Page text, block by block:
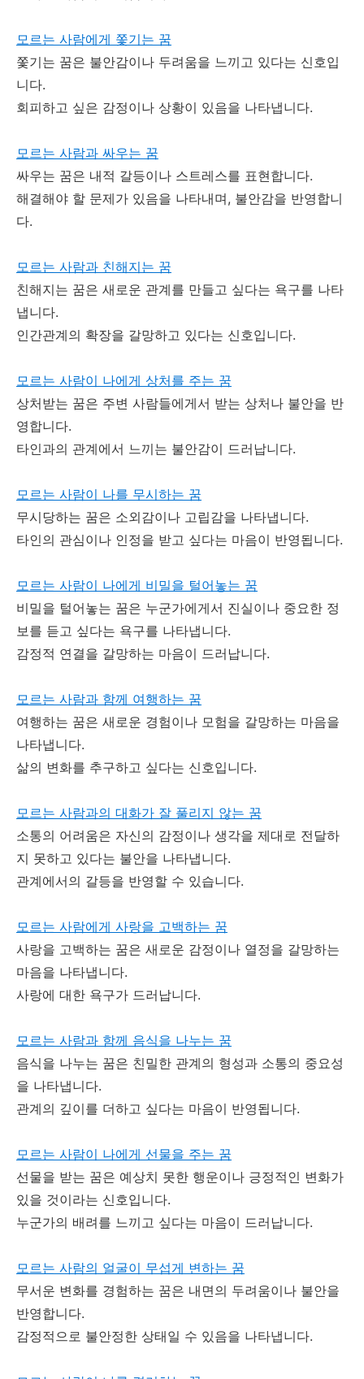
모르는 사람에게 쫓기는 꿈
쫓기는 꿈은 불안감이나 두려움을 느끼고 있다는 신호입
니다.
회피하고 싶은 감정이나 상황이 있음을 나타냅니다.
모르는 사람과 싸우는 꿈
싸우는 꿈은 내적 갈등이나 스트레스를 표현합니다.
해결해야 할 문제가 있음을 나타내며, 불안감을 반영합니
다.
모르는 사람과 친해지는 꿈
친해지는 꿈은 새로운 관계를 만들고 싶다는 욕구를 나타
냅니다.
인간관계의 확장을 갈망하고 있다는 신호입니다.
모르는 사람이 나에게 상처를 주는 꿈
상처받는 꿈은 주변 사람들에게서 받는 상처나 불안을 반
영합니다.
타인과의 관계에서 느끼는 불안감이 드러납니다.
모르는 사람이 나를 무시하는 꿈
무시당하는 꿈은 소외감이나 고립감을 나타냅니다.
타인의 관심이나 인정을 받고 싶다는 마음이 반영됩니다.
모르는 사람이 나에게 비밀을 털어놓는 꿈
비밀을 털어놓는 꿈은 누군가에게서 진실이나 중요한 정
보를 듣고 싶다는 욕구를 나타냅니다.
감정적 연결을 갈망하는 마음이 드러납니다.
모르는 사람과 함께 여행하는 꿈
여행하는 꿈은 새로운 경험이나 모험을 갈망하는 마음을
나타냅니다.
삶의 변화를 추구하고 싶다는 신호입니다.
모르는 사람과의 대화가 잘 풀리지 않는 꿈
소통의 어려움은 자신의 감정이나 생각을 제대로 전달하
지 못하고 있다는 불안을 나타냅니다.
관계에서의 갈등을 반영할 수 있습니다.
모르는 사람에게 사랑을 고백하는 꿈
사랑을 고백하는 꿈은 새로운 감정이나 열정을 갈망하는
마음을 나타냅니다.
사랑에 대한 욕구가 드러납니다.
모르는 사람과 함께 음식을 나누는 꿈
음식을 나누는 꿈은 친밀한 관계의 형성과 소통의 중요성
을 나타냅니다.
관계의 깊이를 더하고 싶다는 마음이 반영됩니다.
모르는 사람이 나에게 선물을 주는 꿈
선물을 받는 꿈은 예상치 못한 행운이나 긍정적인 변화가
있을 것이라는 신호입니다.
누군가의 배려를 느끼고 싶다는 마음이 드러납니다.
모르는 사람의 얼굴이 무섭게 변하는 꿈
무서운 변화를 경험하는 꿈은 내면의 두려움이나 불안을
반영합니다.
감정적으로 불안정한 상태일 수 있음을 나타냅니다.